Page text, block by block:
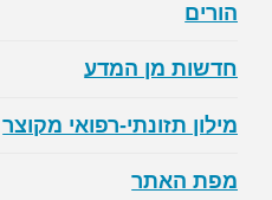
הורים
חדשות מן המדע
מילון תזונתי-רפואי מקוצר
מפת האתר